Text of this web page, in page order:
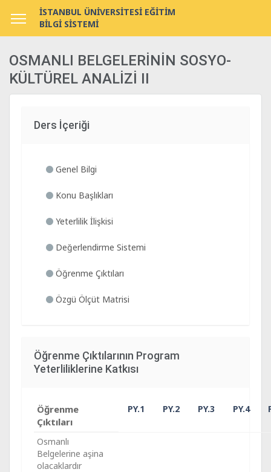
İSTANBUL ÜNİVERSİTESİ EĞİTİM
BİLGİ SİSTEMİ
OSMANLI BELGELERİNİN SOSYO-
KÜLTÜREL ANALİZİ II
Ders İçeriği
Genel Bilgi
Konu Başlıkları
Yeterlilik İlişkisi
Değerlendirme Sistemi
Öğrenme Çıktıları
Özgü Ölçüt Matrisi
Öğrenme Çıktılarının Program
Yeterliliklerine Katkısı
Öğrenme
Çıktıları
PY.1 PY.2 PY.3 PY.4
Osmanlı
Belgelerine aşina
olacaklardır